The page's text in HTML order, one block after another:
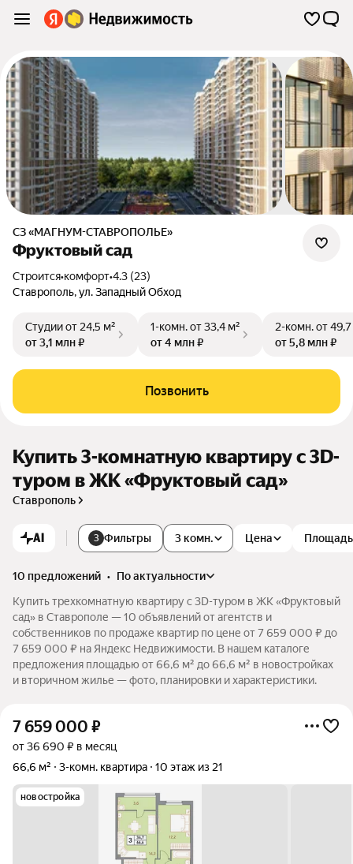
СЗ «МАГНУМ-СТАВРОПОЛЬЕ»
Фруктовый сад
Строится•комфорт•4.3 (23)
Ставрополь,ул. Западный Обход
Студииот 24,5 м²
от 3,1 млн ₽
1-комн.от 33,4 м²
от 4 млн ₽
2-комн.от
от 5,8 млн ₽
Позвонить
Купить 3-комнатную квартиру c 3D-
туром в ЖК «Фруктовый сад»
Ставрополь
AI 3 Фильтры 3 комн. Цена Площадь
10 предложений •
по актуальности
Купить трехкомнатную квартиру c 3D-туром в ЖК «Фруктовый
сад» в Ставрополе — 10 объявлений от агентств и
собственников по продаже квартир по цене от 7 659 000 ₽ до
7 659 000 ₽ на Яндекс Недвижимости. В нашем каталоге
предложения площадью от 66,6 м² до 66,6 м² в новостройках
и вторичном жилье — фото, планировки и характеристики.
7 659 000 ₽
от 36 690 ₽ в месяц
66,6 м²
3-комн. квартира 10 этаж из 21
новостройка